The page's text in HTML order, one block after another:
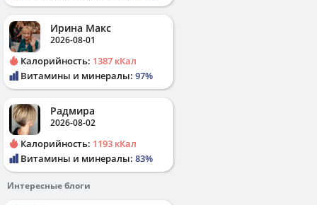
Ирина Макс
2026-08-01
Калорийность: 1387 кКал
Витамины и минералы: 97%
Радмира
2026-08-02
Калорийность: 1193 кКал
Витамины и минералы: 83%
Интересные блоги